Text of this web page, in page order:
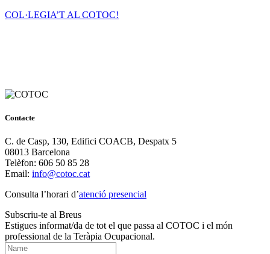
COL·LEGIA’T AL COTOC!
Contacte
C. de Casp, 130, Edifici COACB, Despatx 5
08013 Barcelona
Telèfon: 606 50 85 28
Email: info@cotoc.cat
Consulta l’horari d’atenció presencial
Subscriu-te al Breus
Estigues informat/da de tot el que passa al COTOC i el món
professional de la Teràpia Ocupacional.